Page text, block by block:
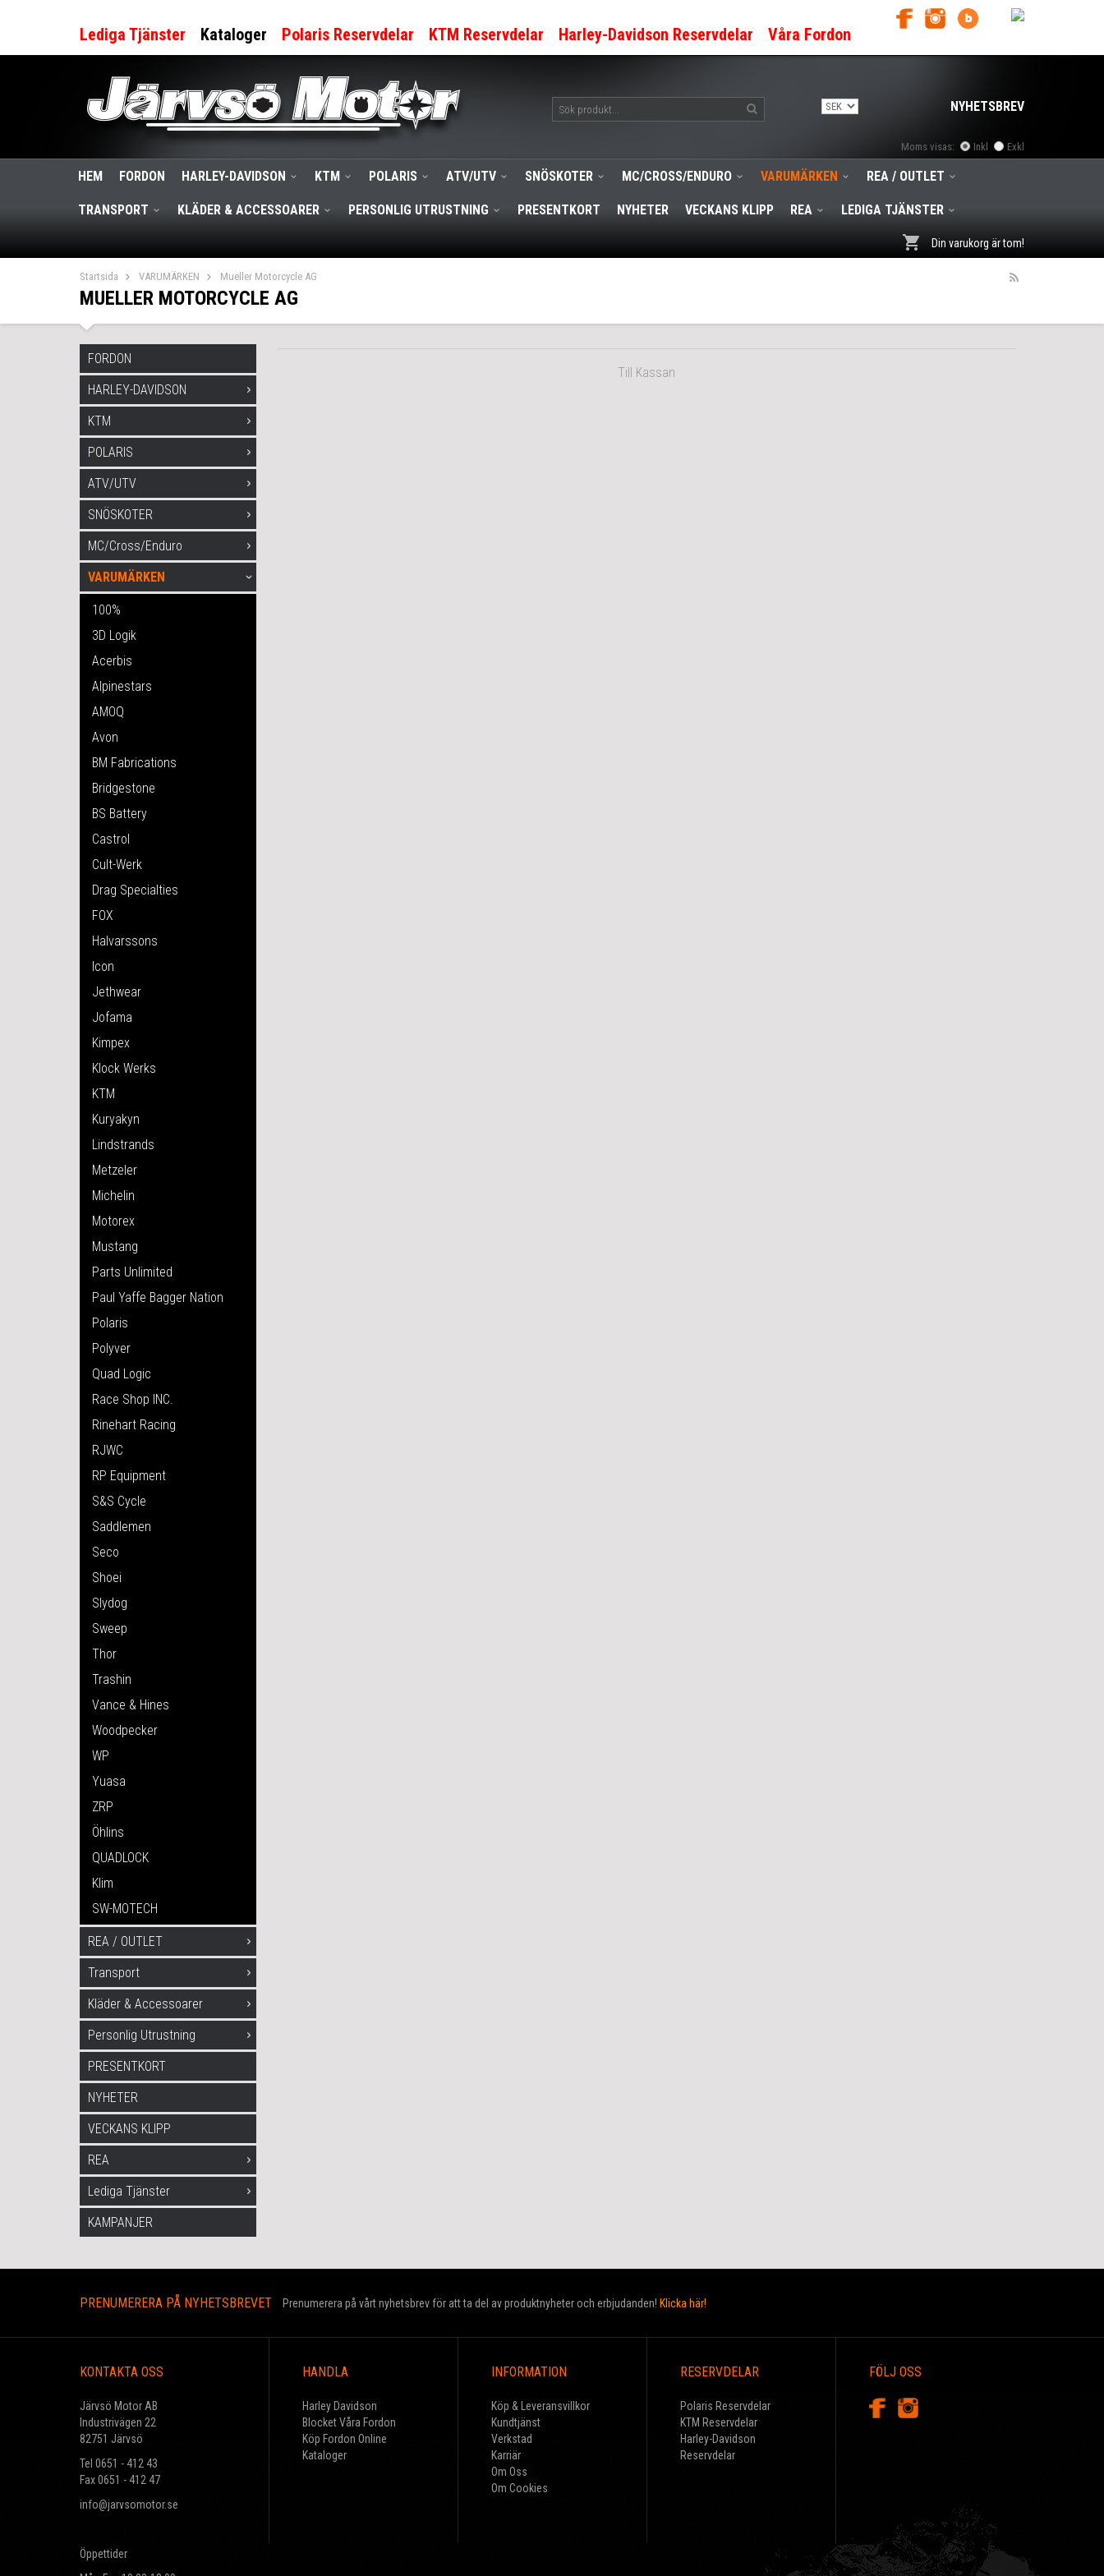
Lediga Tjänster Kataloger Polaris Reservdelar KTM Reservdelar Harley-Davidson Reservdelar Våra Fordon
NYHETSBREV
Moms visas: Inkl Exkl
HEM FORDON HARLEY-DAVIDSON KTM POLARIS ATV/UTV SNÖSKOTER MC/CROSS/ENDURO VARUMÄRKEN REA / OUTLET
TRANSPORT KLÄDER & ACCESSOARER PERSONLIG UTRUSTNING PRESENTKORT NYHETER VECKANS KLIPP REA LEDIGA TJÄNSTER
Din varukorg är tom!
Startsida VARUMÄRKEN Mueller Motorcycle AG
MUELLER MOTORCYCLE AG
FORDON
HARLEY-DAVIDSON
KTM
POLARIS
ATV/UTV
SNÖSKOTER
MC/Cross/Enduro
VARUMÄRKEN
100%
3D Logik
Acerbis
Alpinestars
AMOQ
Avon
BM Fabrications
Bridgestone
BS Battery
Castrol
Cult-Werk
Drag Specialties
FOX
Halvarssons
Icon
Jethwear
Jofama
Kimpex
Klock Werks
KTM
Kuryakyn
Lindstrands
Metzeler
Michelin
Motorex
Mustang
Parts Unlimited
Paul Yaffe Bagger Nation
Polaris
Polyver
Quad Logic
Race Shop INC.
Rinehart Racing
RJWC
RP Equipment
S&S Cycle
Saddlemen
Seco
Shoei
Slydog
Sweep
Thor
Trashin
Vance & Hines
Woodpecker
WP
Yuasa
ZRP
Öhlins
QUADLOCK
Klim
SW-MOTECH
REA / OUTLET
Transport
Kläder & Accessoarer
Personlig Utrustning
PRESENTKORT
NYHETER
VECKANS KLIPP
REA
Lediga Tjänster
KAMPANJER
Till Kassan
PRENUMERERA PÅ NYHETSBREVET Prenumerera på vårt nyhetsbrev för att ta del av produktnyheter och erbjudanden! Klicka här!
KONTAKTA OSS
Järvsö Motor AB
Industrivägen 22
82751 Järvsö
Tel 0651 - 412 43
Fax 0651 - 412 47
info@jarvsomotor.se
Öppettider
HANDLA
Harley Davidson
Blocket Våra Fordon
Köp Fordon Online
Kataloger
INFORMATION
Köp & Leveransvillkor
Kundtjänst
Verkstad
Karriär
Om Oss
Om Cookies
RESERVDELAR
Polaris Reservdelar
KTM Reservdelar
Harley-Davidson
Reservdelar
FÖLJ OSS